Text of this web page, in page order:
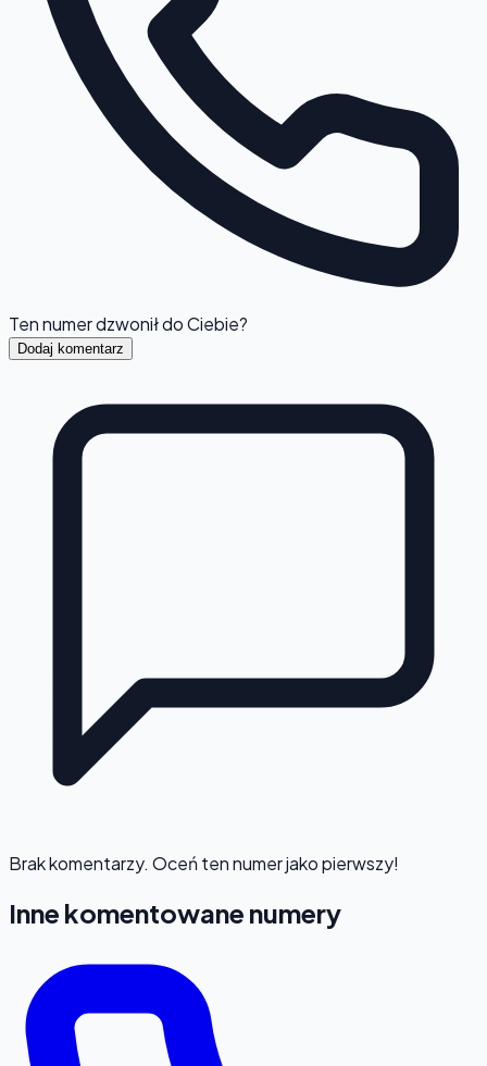
Ten numer dzwonił do Ciebie?
Dodaj komentarz
Brak komentarzy. Oceń ten numer jako pierwszy!
Inne komentowane numery